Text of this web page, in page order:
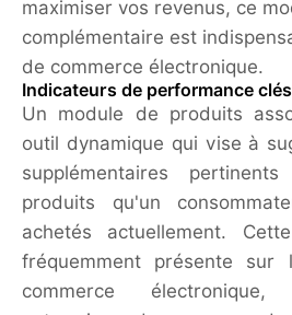
maximiser vos revenus, ce
complémentaire est
de commerce électronique.
Indicateurs de performance
Un module de produits
outil dynamique qui vise à
supplémentaires
produits qu'un
achetés actuellement.
fréquemment présente sur
commerce